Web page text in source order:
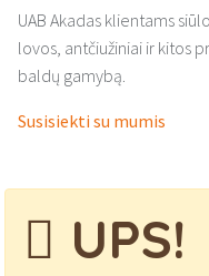
UAB Akadas klientams
lovos, antčiužiniai ir kitos
baldų gamybą.
Susisiekti su mumis
UPS!